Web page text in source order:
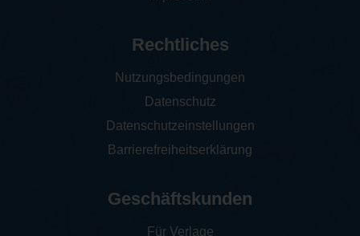
Rechtliches
Nutzungsbedingungen
Datenschutz
Datenschutzeinstellungen
Barrierefreiheitserklärung
Geschäftskunden
Für Verlage